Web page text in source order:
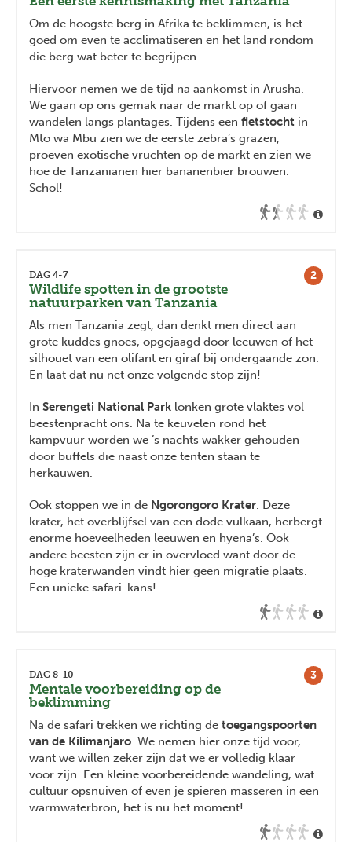
Om de hoogste berg in Afrika te beklimmen, is het
goed om even te acclimatiseren en het land rondom
die berg wat beter te begrijpen.
Hiervoor nemen we de tijd na aankomst in Arusha.
We gaan op ons gemak naar de markt op of gaan
wandelen langs plantages. Tijdens een fietstocht in
Mto wa Mbu zien we de eerste zebra’s grazen,
proeven exotische vruchten op de markt en zien we
hoe de Tanzanianen hier bananenbier brouwen.
Schol!
2
DAG 4-7
Wildlife spotten in de grootste
natuurparken van Tanzania
Als men Tanzania zegt, dan denkt men direct aan
grote kuddes gnoes, opgejaagd door leeuwen of het
silhouet van een olifant en giraf bij ondergaande zon.
En laat dat nu net onze volgende stop zijn!
In Serengeti National Park lonken grote vlaktes vol
beestenpracht ons. Na te keuvelen rond het
kampvuur worden we ’s nachts wakker gehouden
door buffels die naast onze tenten staan te
herkauwen.
Ook stoppen we in de Ngorongoro Krater. Deze
krater, het overblijfsel van een dode vulkaan, herbergt
enorme hoeveelheden leeuwen en hyena’s. Ook
andere beesten zijn er in overvloed want door de
hoge kraterwanden vindt hier geen migratie plaats.
Een unieke safari-kans!
3
DAG 8-10
Mentale voorbereiding op de
beklimming
Na de safari trekken we richting de toegangspoorten
van de Kilimanjaro. We nemen hier onze tijd voor,
want we willen zeker zijn dat we er volledig klaar
voor zijn. Een kleine voorbereidende wandeling, wat
cultuur opsnuiven of even je spieren masseren in een
warmwaterbron, het is nu het moment!